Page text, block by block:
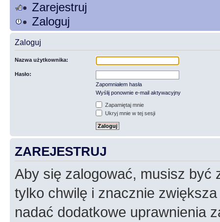
Zarejestruj
Zaloguj
Zaloguj
Nazwa użytkownika:
Hasło:
Zapomniałem hasła
Wyślij ponownie e-mail aktywacyjny
Zapamiętaj mnie
Ukryj mnie w tej sesji
ZAREJESTRUJ
Aby się zalogować, musisz być
tylko chwilę i znacznie
nadać dodatkowe uprawnienia